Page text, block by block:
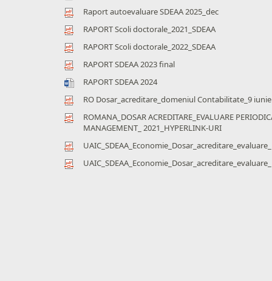
Raport autoevaluare SDEAA 2025_dec
RAPORT Scoli doctorale_2021_SDEAA
RAPORT Scoli doctorale_2022_SDEAA
RAPORT SDEAA 2023 final
RAPORT SDEAA 2024
RO Dosar_acreditare_domeniul Contabilitate_9
ROMANA_DOSAR ACREDITARE_EVALUARE
MANAGEMENT_ 2021_HYPERLINK-URI